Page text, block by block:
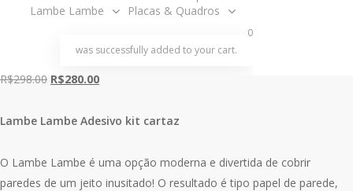
Lambe Lambe
Placas & Quadros
0
was successfully added to your cart.
R$298.00 O
original
R$298.00.
R$280.00O
atual
R$280.00.
Lambe Lambe Adesivo kit cartaz
O Lambe Lambe é uma opção moderna e divertida de cobrir
paredes de um jeito inusitado! O resultado é tipo papel de parede,